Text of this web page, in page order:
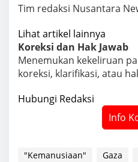
Tim redaksi Nusantara
Lihat artikel lainnya
Koreksi dan Hak Jawab
Menemukan kekeliruan
koreksi, klarifikasi, atau
Hubungi Redaksi
Info
"Kemanusiaan" Gaza